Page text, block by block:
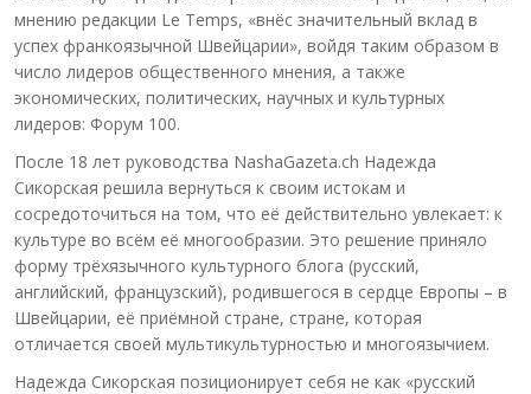
мнению редакции Le Temps, «внёс значительный вклад в
успех франкоязычной Швейцарии», войдя таким образом в
число лидеров общественного мнения, а также
экономических, политических, научных и культурных
лидеров: Форум 100.
После 18 лет руководства NashaGazeta.ch Надежда
Сикорская решила вернуться к своим истокам и
сосредоточиться на том, что её действительно увлекает: к
культуре во всём её многообразии. Это решение приняло
форму трёхязычного культурного блога (русский,
английский, французский), родившегося в сердце Европы – в
Швейцарии, её приёмной стране, стране, которая
отличается своей мультикультурностью и многоязычием.
Надежда Сикорская позиционирует себя не как «русский